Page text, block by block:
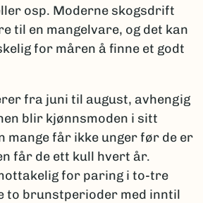
osp. Moderne skogsdrift
til en mangelvare, og det kan
for måren å finne et godt
fra juni til august, avhengig
blir kjønnsmoden i sitt
mange får ikke unger før de er
får de ett kull hvert år.
for paring i to-tre
to brunstperioder med inntil